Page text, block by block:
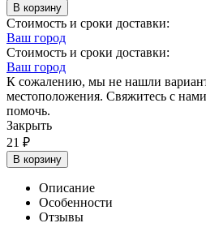
В корзину
Стоимость и сроки доставки:
Ваш город
Стоимость и сроки доставки:
Ваш город
К сожалению, мы не нашли
местоположения. Свяжитесь с
помочь.
Закрыть
21 ₽
В корзину
Описание
Особенности
Отзывы